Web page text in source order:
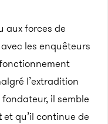
aux forces de
les enquêteurs
l’extradition
il semble
et qu’il continue de